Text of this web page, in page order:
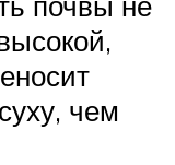
чем